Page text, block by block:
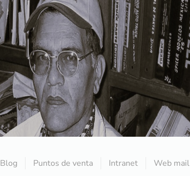
Blog Puntos de venta Intranet Web mail